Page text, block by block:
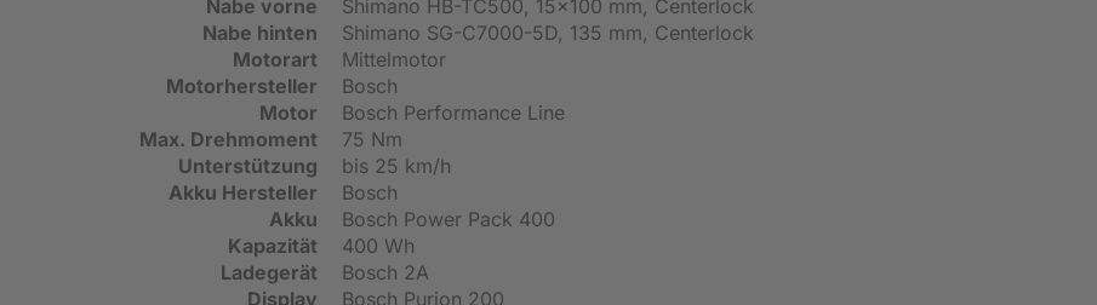
Nabe vorne
Shimano HB-TC500, 15x100 mm, Centerlock
Nabe hinten
Shimano SG-C7000-5D, 135 mm, Centerlock
Motorart
Mittelmotor
Motorhersteller
Bosch
Motor
Bosch Performance Line
Max. Drehmoment
75 Nm
Unterstützung
bis 25 km/h
Akku Hersteller
Bosch
Akku
Bosch Power Pack 400
Kapazität
400 Wh
Ladegerät
Bosch 2A
Display
Bosch Purion 200